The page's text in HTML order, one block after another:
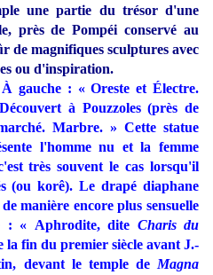
une partie du trésor d'une
près de Pompéi conservé au
de magnifiques sculptures avec
ou d'inspiration.
gauche : « Oreste et Électre.
à Pouzzoles (près de
Marbre. » Cette statue
l'homme nu et la femme
très souvent le cas lorsqu'il
(ou korê). Le drapé diaphane
manière encore plus sensuelle
: « Aphrodite, dite Charis du
la fin du premier siècle avant J.-
devant le temple de Magna